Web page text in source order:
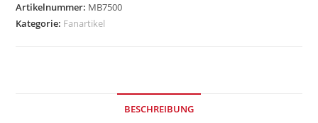
Artikelnummer: MB7500
Kategorie: Fanartikel
BESCHREIBUNG